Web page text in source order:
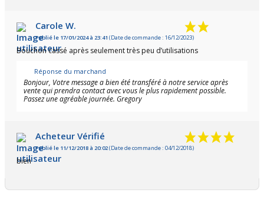
Carole W.
Publié le 17/01/2024 à 23:41 (Date de commande : 16/12/2023)
Bouchon cassé après seulement très peu d’utilisations
Réponse du marchand
Bonjour, Votre message a bien été transféré à notre service après
vente qui prendra contact avec vous le plus rapidement possible.
Passez une agréable journée. Gregory
Acheteur Vérifié
Publié le 11/12/2018 à 20:02(Date de commande : 04/12/2018)
bien